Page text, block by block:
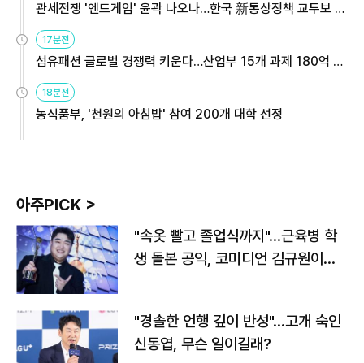
관세전쟁 '엔드게임' 윤곽 나오나…한국 新통상정책 교두보 활
용해야
17분전
섬유패션 글로벌 경쟁력 키운다…산업부 15개 과제 180억 지
원
18분전
농식품부, '천원의 아침밥' 참여 200개 대학 선정
아주PICK >
"속옷 빨고 졸업식까지"…근육병 학
생 돌본 공익, 코미디언 김규원이었
"경솔한 언행 깊이 반성"…고개 숙인
신동엽, 무슨 일이길래?